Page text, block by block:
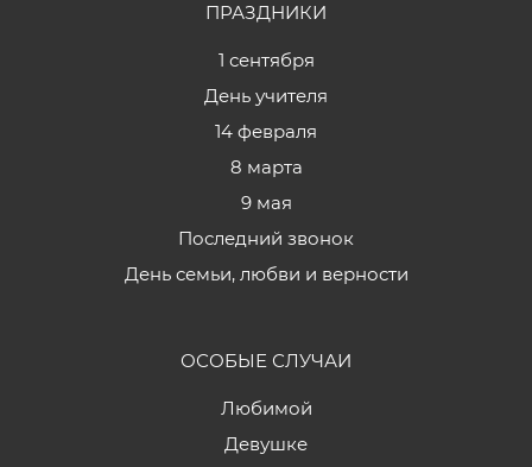
ПРАЗДНИКИ
1 сентября
День учителя
14 февраля
8 марта
9 мая
Последний звонок
День семьи, любви и верности
ОСОБЫЕ СЛУЧАИ
Любимой
Девушке